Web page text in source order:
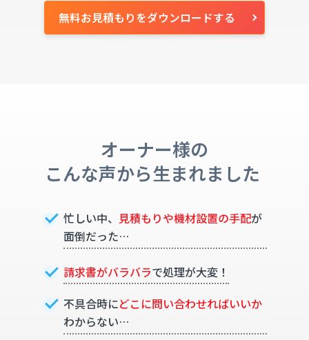
無料お見積もりをダウンロードする
オーナー様の
こんな声から生まれました
忙しい中、 見積もりや機材設置の手配が
面倒だった…
請求書がバラバラで処理が大変！
不具合時にどこに問い合わせればいいか
わからない…